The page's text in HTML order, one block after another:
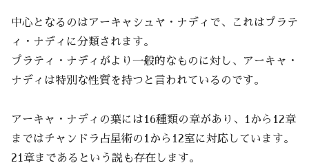
中心となるのはアーキャシュヤ・ナディで、これはプラテ
ィ・ナディに分類されます。
プラティ・ナディがより一般的なものに対し、アーキャ・
ナディは特別な性質を持つと言われているのです。
アーキャ・ナディの葉には16種類の章があり、1から12章
まではチャンドラ占星術の1から12室に対応しています。
21章まであるという説も存在します。